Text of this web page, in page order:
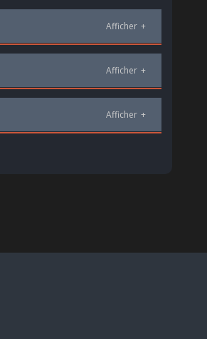
Afficher +
Afficher +
Afficher +